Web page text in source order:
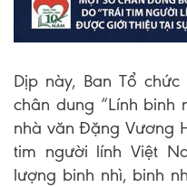
Dịp này, Ban Tổ
chân dung “Lính binh
nhà văn Đặng Vương
tim người lính Việt
lượng binh nhì, binh